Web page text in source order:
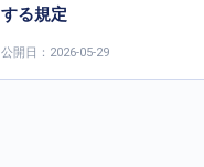
する規定
公開日：2026-05-29